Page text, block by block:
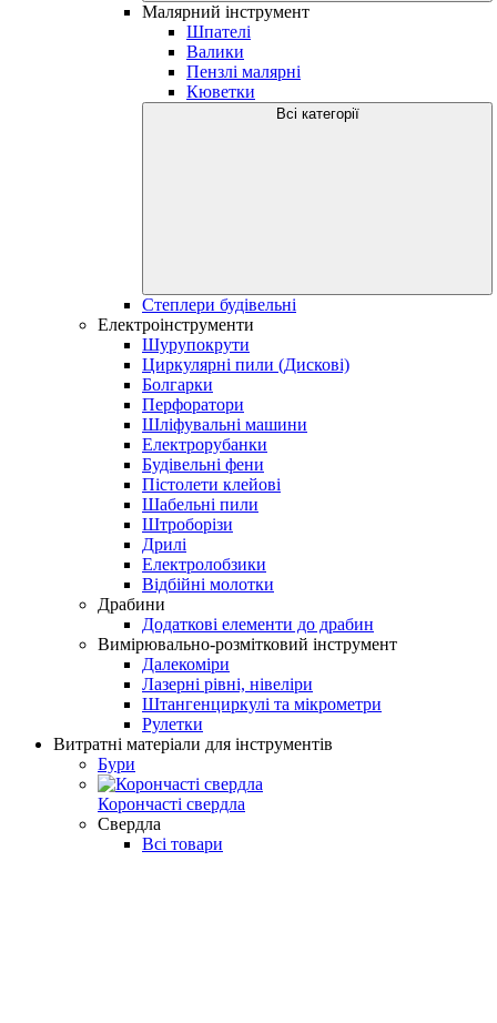
Малярний інструмент
Шпателі
Валики
Пензлі малярні
Кюветки
Всі категорії
Степлери будівельні
Електроінструменти
Шурупокрути
Циркулярні пили (Дискові)
Болгарки
Перфоратори
Шліфувальні машини
Електрорубанки
Будівельні фени
Пістолети клейові
Шабельні пили
Штроборізи
Дрилі
Електролобзики
Відбійні молотки
Драбини
Додаткові елементи до драбин
Вимірювально-розмітковий інструмент
Далекоміри
Лазерні рівні, нівеліри
Штангенциркулі та мікрометри
Рулетки
Витратні матеріали для інструментів
Бури
Корончасті свердла
Свердла
Всі товари